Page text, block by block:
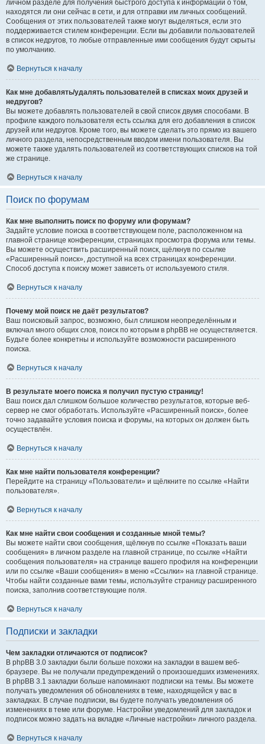
личном разделе для получения быстрого доступа к информации о том,
находятся ли они сейчас в сети, и для отправки им личных сообщений.
Сообщения от этих пользователей также могут выделяться, если это
поддерживается стилем конференции. Если вы добавили пользователей
в список недругов, то любые отправленные ими сообщения будут скрыты
по умолчанию.
Вернуться к началу
Как мне добавлять/удалять пользователей в списках моих друзей и
недругов?
Вы можете добавлять пользователей в свой список двумя способами. В
профиле каждого пользователя есть ссылка для его добавления в список
друзей или недругов. Кроме того, вы можете сделать это прямо из вашего
личного раздела, непосредственным вводом имени пользователя. Вы
можете также удалять пользователей из соответствующих списков на той
же странице.
Вернуться к началу
Поиск по форумам
Как мне выполнить поиск по форуму или форумам?
Задайте условие поиска в соответствующем поле, расположенном на
главной странице конференции, страницах просмотра форума или темы.
Вы можете осуществить расширенный поиск, щёлкнув по ссылке
«Расширенный поиск», доступной на всех страницах конференции.
Способ доступа к поиску может зависеть от используемого стиля.
Вернуться к началу
Почему мой поиск не даёт результатов?
Ваш поисковый запрос, возможно, был слишком неопределённым и
включал много общих слов, поиск по которым в phpBB не осуществляется.
Будьте более конкретны и используйте возможности расширенного
поиска.
Вернуться к началу
В результате моего поиска я получил пустую страницу!
Ваш поиск дал слишком большое количество результатов, которые веб-
сервер не смог обработать. Используйте «Расширенный поиск», более
точно задавайте условия поиска и форумы, на которых он должен быть
осуществлён.
Вернуться к началу
Как мне найти пользователя конференции?
Перейдите на страницу «Пользователи» и щёлкните по ссылке «Найти
пользователя».
Вернуться к началу
Как мне найти свои сообщения и созданные мной темы?
Вы можете найти свои сообщения, щёлкнув по ссылке «Показать ваши
сообщения» в личном разделе на главной странице, по ссылке «Найти
сообщения пользователя» на странице вашего профиля на конференции
или по ссылке «Ваши сообщения» в меню «Ссылки» на главной странице.
Чтобы найти созданные вами темы, используйте страницу расширенного
поиска, заполнив соответствующие поля.
Вернуться к началу
Подписки и закладки
Чем закладки отличаются от подписок?
В phpBB 3.0 закладки были больше похожи на закладки в вашем веб-
браузере. Вы не получали предупреждений о произошедших изменениях.
В phpBB 3.1 закладки больше напоминают подписки на темы. Вы можете
получать уведомления об обновлениях в теме, находящейся у вас в
закладках. В случае подписки, вы будете получать уведомления об
изменениях в теме или форуме. Настройки уведомлений для закладок и
подписок можно задать на вкладке «Личные настройки» личного раздела.
Вернуться к началу